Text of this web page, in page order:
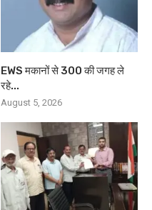
EWS मकानों से 300 की जगह ले
रहे...
August 5, 2026